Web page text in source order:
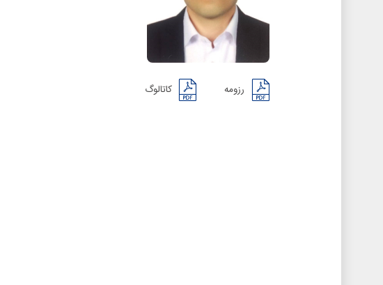
رزومه کاتالوگ